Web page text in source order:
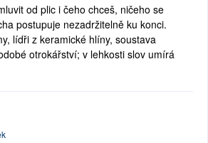
od plic i čeho chceš, ničeho se
postupuje nezadržitelně ku konci.
lídři z keramické hlíny, soustava
otrokářství; v lehkosti slov umírá